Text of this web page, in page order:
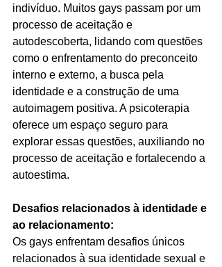
indivíduo. Muitos gays passam por um
processo de aceitação e
autodescoberta, lidando com questões
como o enfrentamento do preconceito
interno e externo, a busca pela
identidade e a construção de uma
autoimagem positiva. A psicoterapia
oferece um espaço seguro para
explorar essas questões, auxiliando no
processo de aceitação e fortalecendo a
autoestima.
Desafios relacionados à identidade e
ao relacionamento:
Os gays enfrentam desafios únicos
relacionados à sua identidade sexual e